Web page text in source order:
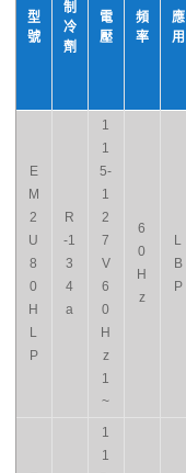
型
號
制
冷
劑
電
壓
頻
率
應
用
E
M
2
U
8
0
H
L
P
R
-1
3
4
a
1
1
5-
1
2
7
V
6
0
H
z
1
~
6
0
H
z
L
B
P
1
1